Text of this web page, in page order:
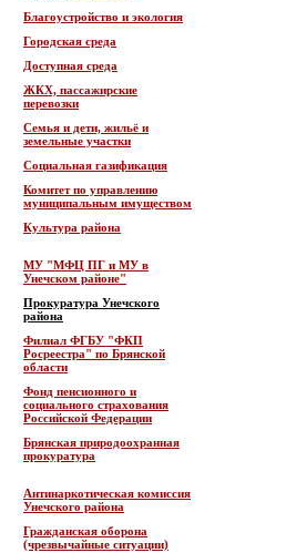
Благоустройство и экология
Городская среда
Доступная среда
ЖКХ, пассажирские
перевозки
Семья и дети, жильё и
земельные участки
Социальная газификация
Комитет по управлению
муниципальным имуществом
Культура района
МУ "МФЦ ПГ и МУ в
Унечском районе"
Прокуратура Унечского
района
Филиал ФГБУ "ФКП
Росреестра" по Брянской
области
Фонд пенсионного и
социального страхования
Российской Федерации
Брянская природоохранная
прокуратура
Антинаркотическая комиссия
Унечского района
Гражданская оборона
(чрезвычайные ситуации)